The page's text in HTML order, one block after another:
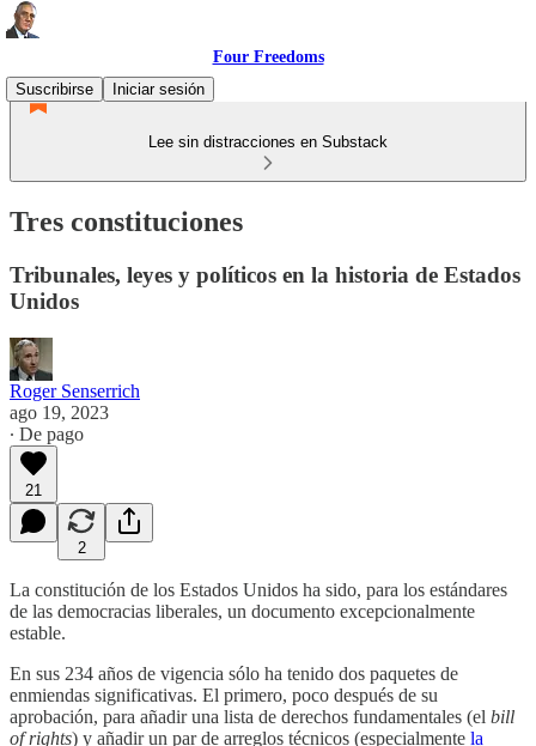
Four Freedoms
Suscribirse
Iniciar sesión
Lee sin distracciones en Substack
Tres constituciones
Tribunales, leyes y políticos en la historia de Estados
Unidos
Roger Senserrich
ago 19, 2023
∙ De pago
21
2
La constitución de los Estados Unidos ha sido, para los estándares
de las democracias liberales, un documento excepcionalmente
estable.
En sus 234 años de vigencia sólo ha tenido dos paquetes de
enmiendas significativas. El primero, poco después de su
aprobación, para añadir una lista de derechos fundamentales (el bill
of rights) y añadir un par de arreglos técnicos (especialmente la